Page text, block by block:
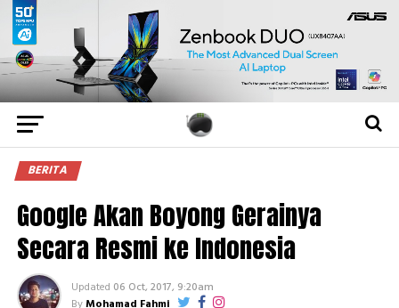
BERITA
Google Akan Boyong Gerainya
Secara Resmi ke Indonesia
Updated 06 Oct, 2017, 9:20am
ByMohamad Fahmi